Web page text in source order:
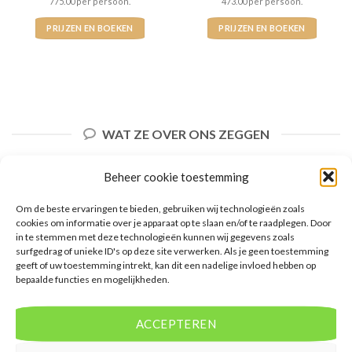
Beheer cookie toestemming
Om de beste ervaringen te bieden, gebruiken wij technologieën zoals
cookies om informatie over je apparaat op te slaan en/of te raadplegen. Door
in te stemmen met deze technologieën kunnen wij gegevens zoals
surfgedrag of unieke ID's op deze site verwerken. Als je geen toestemming
geeft of uw toestemming intrekt, kan dit een nadelige invloed hebben op
bepaalde functies en mogelijkheden.
ACCEPTEREN
PRIJZEN EN BOEKEN PRIJZEN EN BOEKEN
WAT ZE OVER ONS ZEGGEN
De website biedt een groot aanbod van lastminute